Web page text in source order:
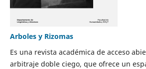
Arboles y Rizomas
Es una revista académica de acceso
arbitraje doble ciego, que ofrece un